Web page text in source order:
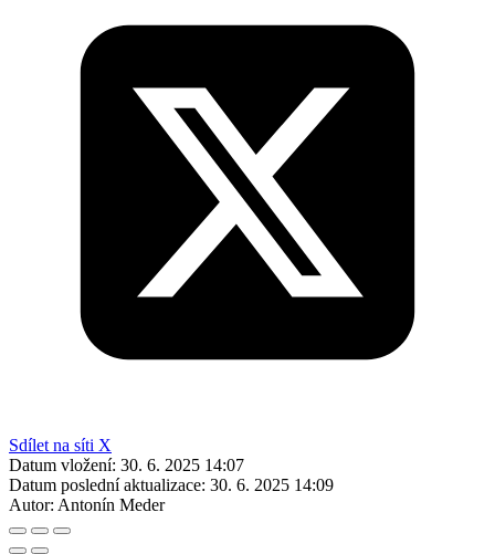
Sdílet na síti X
Datum vložení: 30. 6. 2025 14:07
Datum poslední aktualizace: 30. 6. 2025 14:09
Autor: Antonín Meder